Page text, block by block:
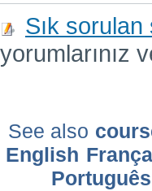
Sık
yorumlarınız
See also
English